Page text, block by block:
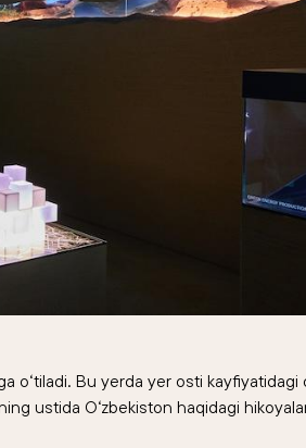
o‘tiladi. Bu yerda yer osti kayfiyatidagi
ustida O‘zbekiston haqidagi